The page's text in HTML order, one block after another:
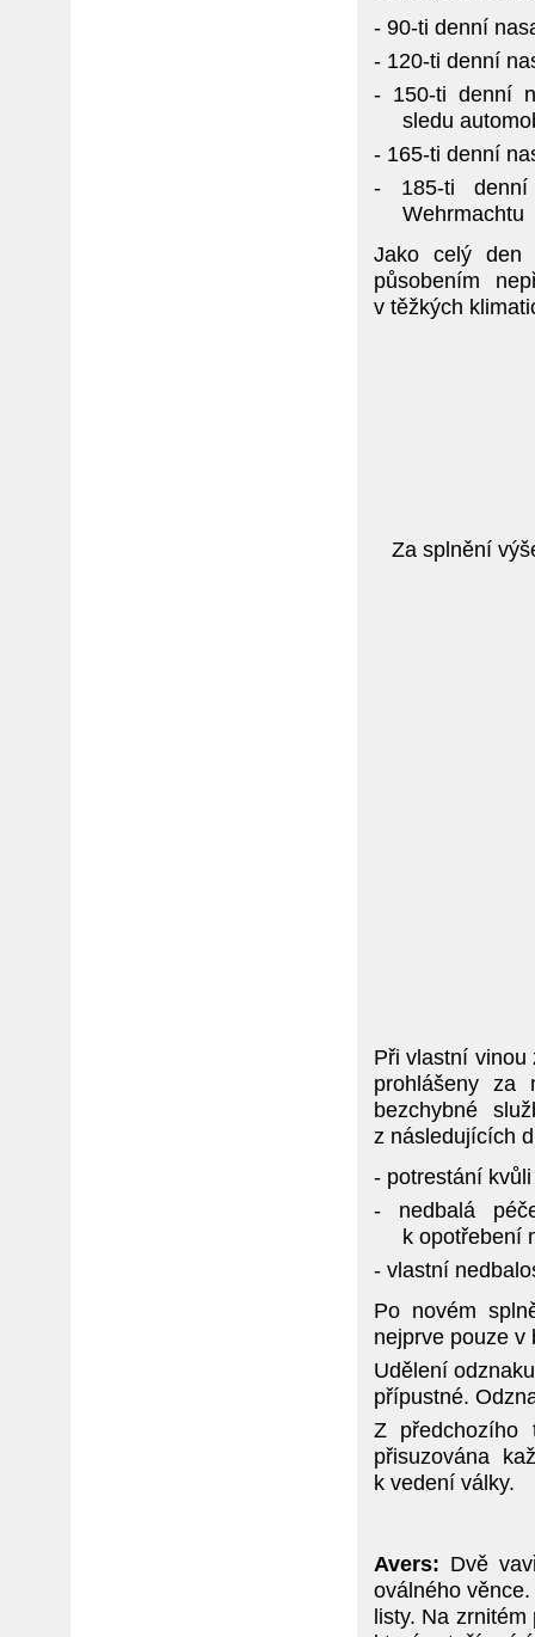
- 90-ti denní
- 120-ti denní
- 150-ti denní
sledu
- 165-ti denní
- 185-ti denní
Wehrmachtu
Jako celý den
působením
v těžkých
Za splnění
Při vlastní vinou
prohlášeny za
bezchybné
z následujících
- potrestání
- nedbalá
k opotřebení
- vlastní
Po novém
nejprve pouze v
Udělení
přípustné.
Z předchozího
přisuzována
k vedení války.
Avers: Dvě
oválného
listy. Na